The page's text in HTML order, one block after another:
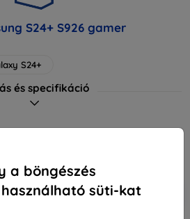
a böngészés
süti-kat
S24+ S926 gamer
S24+
és specifikáció
kuponnalEXTRA10 Kosárba